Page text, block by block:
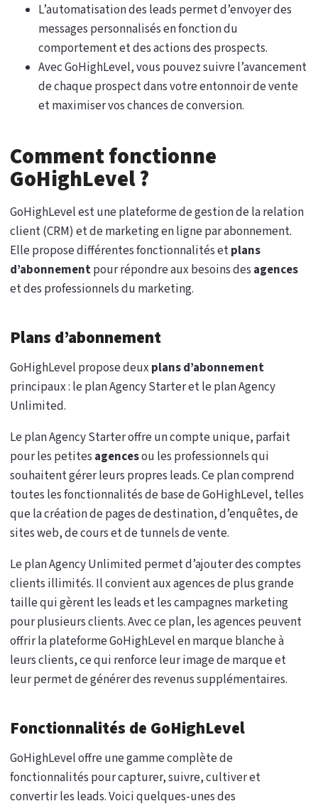
L’automatisation des leads permet d’envoyer des
messages personnalisés en fonction du
comportement et des actions des prospects.
Avec GoHighLevel, vous pouvez suivre l’avancement
de chaque prospect dans votre entonnoir de vente
et maximiser vos chances de conversion.
Comment fonctionne
GoHighLevel ?
GoHighLevel est une plateforme de gestion de la relation
client (CRM) et de marketing en ligne par abonnement.
Elle propose différentes fonctionnalités etplans
d’abonnementpour répondre aux besoins des agences
et des professionnels du marketing.
Plans d’abonnement
GoHighLevel propose deux plans d’abonnement
principaux : le plan Agency Starter et le plan Agency
Unlimited.
Le plan Agency Starter offre un compte unique, parfait
pour les petites agencesou les professionnels qui
souhaitent gérer leurs propres leads. Ce plan comprend
toutes les fonctionnalités de base de GoHighLevel, telles
que la création de pages de destination, d’enquêtes, de
sites web, de cours et de tunnels de vente.
Le plan Agency Unlimited permet d’ajouter des comptes
clients illimités. Il convient aux agences de plus grande
taille qui gèrent les leads et les campagnes marketing
pour plusieurs clients. Avec ce plan, les agences peuvent
offrir la plateforme GoHighLevel en marque blanche à
leurs clients, ce qui renforce leur image de marque et
leur permet de générer des revenus supplémentaires.
Fonctionnalités de GoHighLevel
GoHighLevel offre une gamme complète de
fonctionnalités pour capturer, suivre, cultiver et
convertir les leads. Voici quelques-unes des